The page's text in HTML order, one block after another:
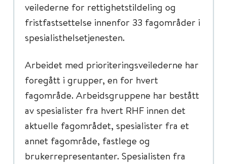
veilederne for rettighetstildeling og
fristfastsettelse innenfor 33 fagområder i
spesialisthelsetjenesten.
Arbeidet med prioriteringsveilederne har
foregått i grupper, en for hvert
fagområde. Arbeidsgruppene har bestått
av spesialister fra hvert RHF innen det
aktuelle fagområdet, spesialister fra et
annet fagområde, fastlege og
brukerrepresentanter. Spesialisten fra